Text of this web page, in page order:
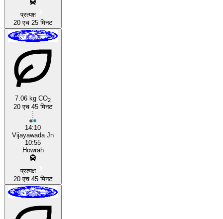
प्रत्यक्ष
20 एच 25 मिनट
7.06 kg CO2
20 एच 45 मिनट
14:10
Vijayawada Jn
10:55
Howrah
प्रत्यक्ष
20 एच 45 मिनट